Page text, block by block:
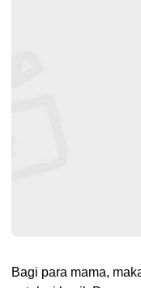
Bagi para mama,